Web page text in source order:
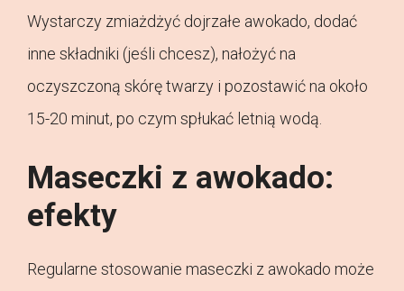
Wystarczy zmiażdżyć dojrzałe awokado, dodać
inne składniki (jeśli chcesz), nałożyć na
oczyszczoną skórę twarzy i pozostawić na około
15-20 minut, po czym spłukać letnią wodą.
Maseczki z awokado:
efekty
Regularne stosowanie maseczki z awokado może